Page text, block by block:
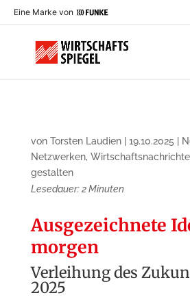
Eine Marke von
von Torsten Laudien| 19.10.2025
Netzwerken,
gestalten
Lesedauer: 2 Minuten
Ausgezeichnete
morgen
Verleihung des
2025